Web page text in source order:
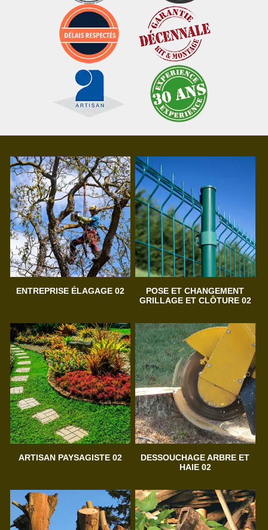
ENTREPRISE ÉLAGAGE 02
POSE ET CHANGEMENT
GRILLAGE ET CLÔTURE 02
ARTISAN PAYSAGISTE 02
DESSOUCHAGE ARBRE ET
HAIE 02